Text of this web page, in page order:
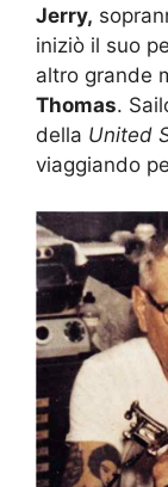
Jerry,
iniziò il suo
altro grande
Thomas.
della United
viaggiando